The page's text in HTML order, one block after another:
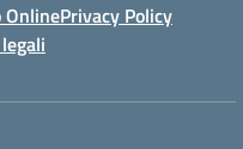
OnlinePrivacy Policy